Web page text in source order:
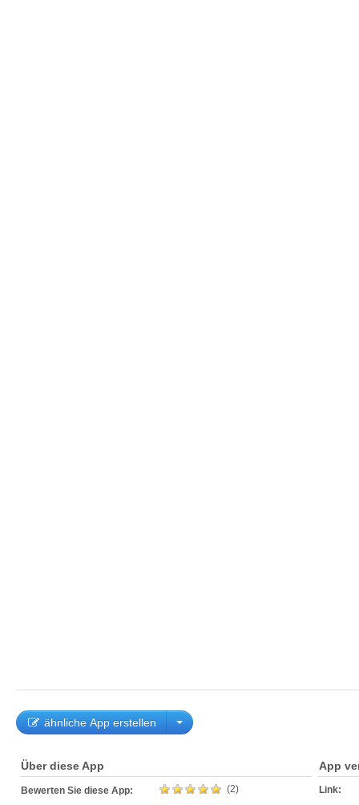
ähnliche App erstellen
Über diese App
Bewerten Sie diese App: (2)
App
Link: